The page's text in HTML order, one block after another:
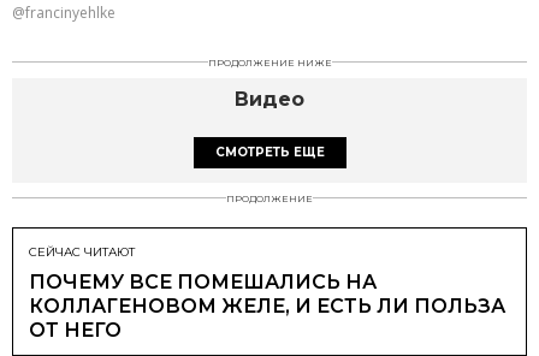
@francinyehlke
ПРОДОЛЖЕНИЕ НИЖЕ
Видео
СМОТРЕТЬ ЕЩЕ
ПРОДОЛЖЕНИЕ
СЕЙЧАС ЧИТАЮТ
ПОЧЕМУ ВСЕ ПОМЕШАЛИСЬ НА
КОЛЛАГЕНОВОМ ЖЕЛЕ, И ЕСТЬ ЛИ ПОЛЬЗА
ОТ НЕГО